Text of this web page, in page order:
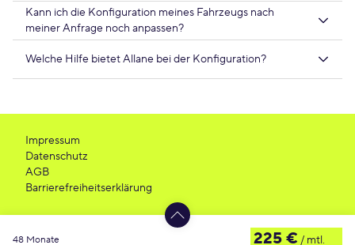
Kann ich die Konfiguration meines Fahrzeugs nach
meiner Anfrage noch anpassen?
Welche Hilfe bietet Allane bei der Konfiguration?
48 Monate 225 € / mtl.
Impressum
Datenschutz
AGB
Barrierefreiheitserklärung